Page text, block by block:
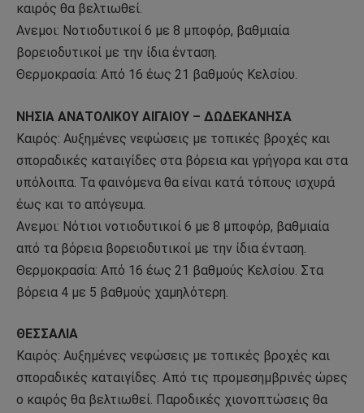
καιρός θα βελτιωθεί.
Ανεμοι: Νοτιοδυτικοί 6 με 8 μποφόρ, βαθμιαία
βορειοδυτικοί με την ίδια ένταση.
Θερμοκρασία: Από 16 έως 21 βαθμούς Κελσίου.
ΝΗΣΙΑ ΑΝΑΤΟΛΙΚΟΥ ΑΙΓΑΙΟΥ – ΔΩΔΕΚΑΝΗΣΑ
Καιρός: Αυξημένες νεφώσεις με τοπικές βροχές και
σποραδικές καταιγίδες στα βόρεια και γρήγορα και στα
υπόλοιπα. Τα φαινόμενα θα είναι κατά τόπους ισχυρά
έως και το απόγευμα.
Ανεμοι: Νότιοι νοτιοδυτικοί 6 με 8 μποφόρ, βαθμιαία
από τα βόρεια βορειοδυτικοί με την ίδια ένταση.
Θερμοκρασία: Από 16 έως 21 βαθμούς Κελσίου. Στα
βόρεια 4 με 5 βαθμούς χαμηλότερη.
ΘΕΣΣΑΛΙΑ
Καιρός: Αυξημένες νεφώσεις με τοπικές βροχές και
σποραδικές καταιγίδες. Από τις προμεσημβρινές ώρες
ο καιρός θα βελτιωθεί. Παροδικές χιονοπτώσεις θα